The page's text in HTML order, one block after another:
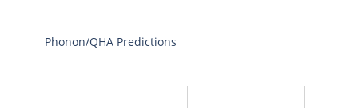
Phonon/QHA Predictions